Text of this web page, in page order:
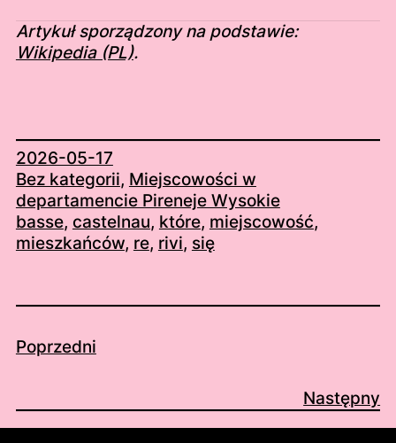
Artykuł sporządzony na podstawie:
Wikipedia (PL).
2026-05-17
Bez kategorii, Miejscowości w
departamencie Pireneje Wysokie
basse, castelnau, które, miejscowość
mieszkańców, re, rivi, się
Poprzedni
Następny